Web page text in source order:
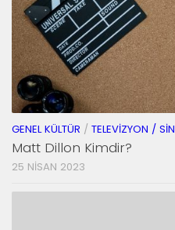
GENEL KÜLTÜR / TELEVIZYON /
Matt Dillon Kimdir?
25 NISAN 2023